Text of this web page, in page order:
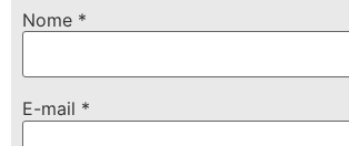
Nome *
E-mail *